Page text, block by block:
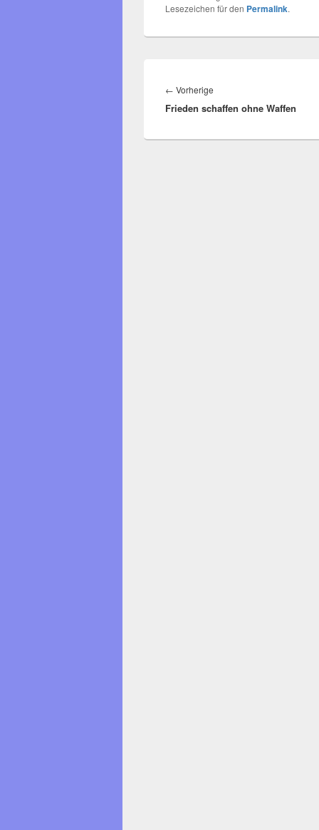
Lesezeichen für den Permalink.
← Vorherige
Beitrag:
Frieden schaffen ohne Waffen